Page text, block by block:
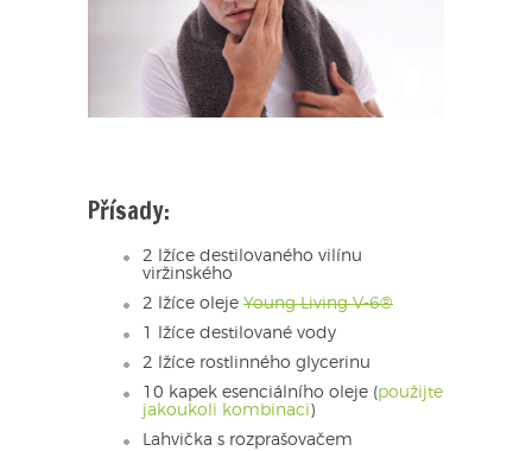
Přísady:
2 lžíce destilovaného vilínu
viržinského
2 lžíce oleje Young Living V-6®
1 lžíce destilované vody
2 lžíce rostlinného glycerinu
10 kapek esenciálního oleje (použijte
jakoukoli kombinaci )
Lahvička s rozprašovačem